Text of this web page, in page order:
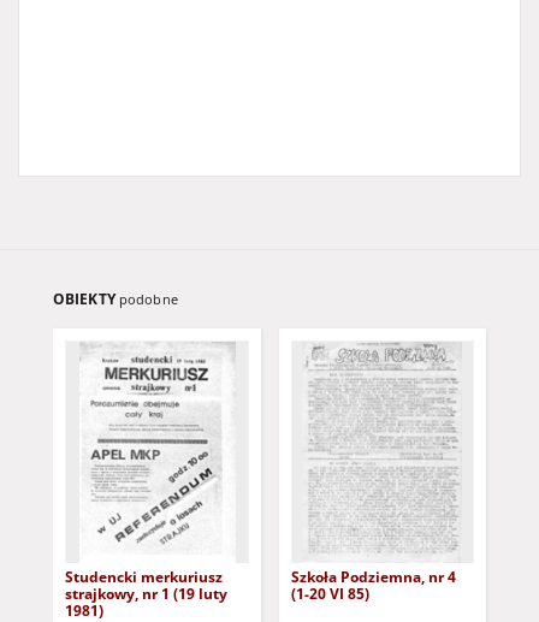
OBIEKTY podobne
Studencki merkuriusz
strajkowy, nr 1 (19 luty
1981)
Szkoła Podziemna, nr 4
(1-20 VI 85)